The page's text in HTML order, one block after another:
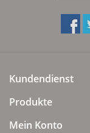
Accessoires Spa
Kundendienst
Produkte
Mein Konto